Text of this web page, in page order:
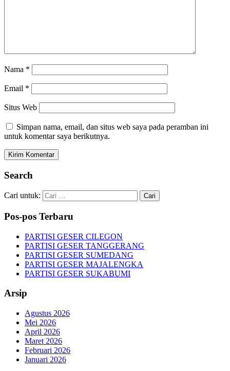
Nama *
Email *
Situs Web
Simpan nama, email, dan situs web saya pada peramban ini
untuk komentar saya berikutnya.
Search
Cari untuk:
Pos-pos Terbaru
PARTISI GESER CILEGON
PARTISI GESER TANGGERANG
PARTISI GESER SUMEDANG
PARTISI GESER MAJALENGKA
PARTISI GESER SUKABUMI
Arsip
Agustus 2026
Mei 2026
April 2026
Maret 2026
Februari 2026
Januari 2026